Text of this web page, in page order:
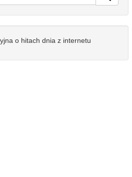
o hitach dnia z internetu